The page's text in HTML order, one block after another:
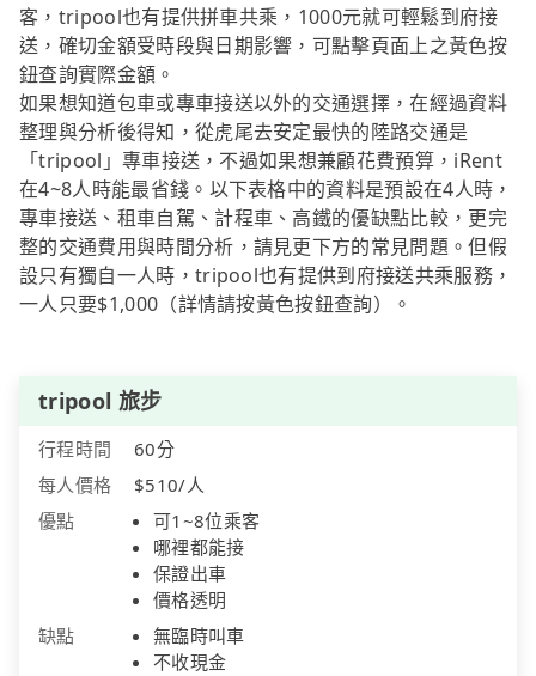
客，tripool也有提供拼車共乘，1000元就可輕鬆到府接
送，確切金額受時段與日期影響，可點擊頁面上之黃色按
鈕查詢實際金額。
如果想知道包車或專車接送以外的交通選擇，在經過資料
整理與分析後得知，從虎尾去安定最快的陸路交通是
「tripool」專車接送，不過如果想兼顧花費預算，iRent
在4~8人時能最省錢。以下表格中的資料是預設在4人時，
專車接送、租車自駕、計程車、高鐵的優缺點比較，更完
整的交通費用與時間分析，請見更下方的常見問題。但假
設只有獨自一人時，tripool也有提供到府接送共乘服務，
一人只要$1,000（詳情請按黃色按鈕查詢）。
tripool 旅步
行程時間
60分
每人價格
$510/人
優點
可1~8位乘客
哪裡都能接
保證出車
價格透明
缺點
無臨時叫車
不收現金